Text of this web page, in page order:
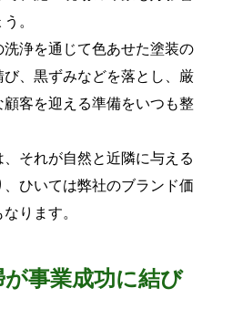
。
浄を通じて色あせた塗装の
、黒ずみなどを落とし、厳
客を迎える準備をいつも整
それが自然と近隣に与える
ひいては弊社のブランド価
ります。
が事業成功に結び